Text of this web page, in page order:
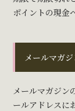
ポイントの現金
メールマガ
メールマガジン
ールアドレスに